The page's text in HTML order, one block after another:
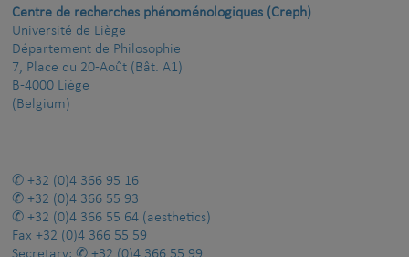
Centre de recherches phénoménologiques (Creph)
Université de Liège
Département de Philosophie
7, Place du 20-Août (Bât. A1)
B-4000 Liège
(Belgium)
+32 (0)4 366 95 16
+32 (0)4 366 55 93
+32 (0)4 366 55 64 (aesthetics)
Fax +32 (0)4 366 55 59